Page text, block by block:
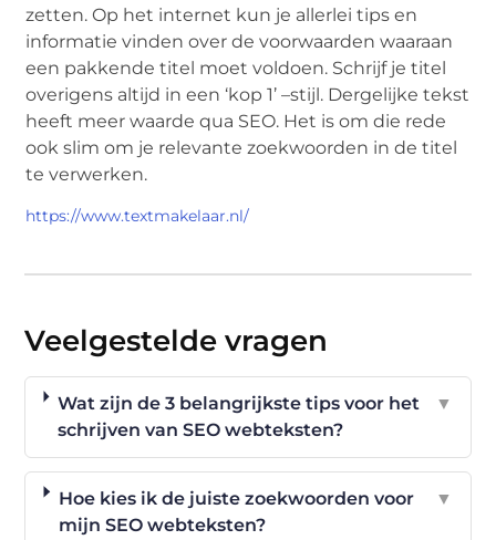
zetten. Op het internet kun je allerlei tips en
informatie vinden over de voorwaarden waaraan
een pakkende titel moet voldoen. Schrijf je titel
overigens altijd in een ‘kop 1’ –stijl. Dergelijke tekst
heeft meer waarde qua SEO. Het is om die rede
ook slim om je relevante zoekwoorden in de titel
te verwerken.
https://www.textmakelaar.nl/
Veelgestelde vragen
Wat zijn de 3 belangrijkste tips voor het
schrijven van SEO webteksten?
▼
Hoe kies ik de juiste zoekwoorden voor
mijn SEO webteksten?
▼